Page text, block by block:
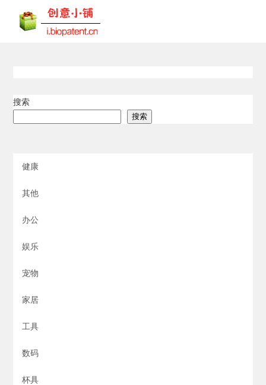
搜索
搜索
健康
其他
办公
娱乐
宠物
家居
工具
数码
杯具